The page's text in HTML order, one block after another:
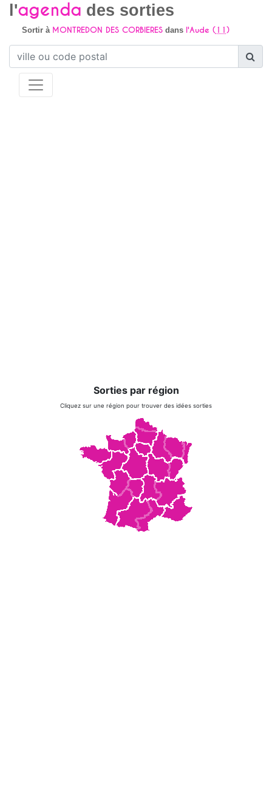
l'agenda des sorties
Sortir à MONTREDON DES CORBIERESdans l'Aude (11)
Sorties par région
Cliquez sur une région pour trouver des idées sorties